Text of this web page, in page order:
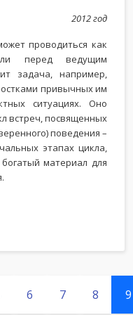
2012 год
проводиться как
перед ведущим
задача, например,
привычных им
ситуациях. Оно
встреч, посвященных
поведения –
этапах цикла,
материал для
6 7 8 9